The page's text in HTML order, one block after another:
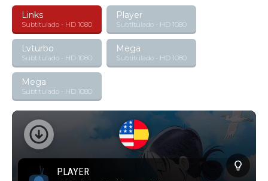
Links
Subtitulado - HD 1080
Player
Subtitulado - HD 1080
Lvturbo
Subtitulado - HD 1080
Mega
Subtitulado - HD 1080
Mega
Subtitulado - HD 1080